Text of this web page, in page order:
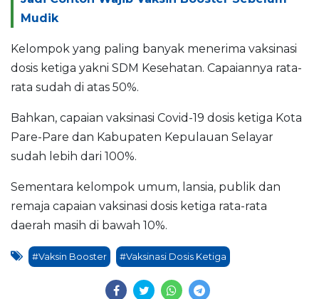
Mudik
Kelompok yang paling banyak menerima vaksinasi
dosis ketiga yakni SDM Kesehatan. Capaiannya rata-
rata sudah di atas 50%.
Bahkan, capaian vaksinasi Covid-19 dosis ketiga Kota
Pare-Pare dan Kabupaten Kepulauan Selayar
sudah lebih dari 100%.
Sementara kelompok umum, lansia, publik dan
remaja capaian vaksinasi dosis ketiga rata-rata
daerah masih di bawah 10%.
#Vaksin Booster #Vaksinasi Dosis Ketiga